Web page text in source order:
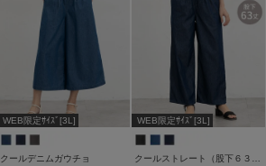
WEB限定ｻｲｽﾞ[3L]
クールデニムガウチョ
WEB限定ｻｲｽﾞ[3L]